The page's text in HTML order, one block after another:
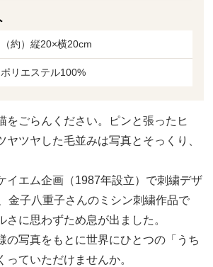
（約）縦20×横20cm
ポリエステル100%
ごらんください。ピンと張ったヒ
ヤツヤした毛並みは写真とそっくり、
エム企画（1987年設立）で刺繍デザ
金子八重子さんのミシン刺繍作品で
さに思わずため息が出ました。
写真をもとに世界にひとつの「うち
っていただけませんか。